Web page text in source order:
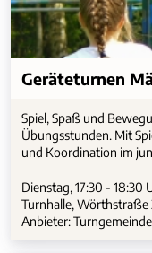
Geräteturnen
Spiel, Spaß und
Übungsstunden. Mit
und Koordination im
Dienstag, 17:30 - 18:30
Turnhalle, Wörthstraße
Anbieter: